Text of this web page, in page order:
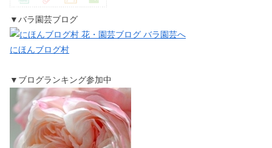
▼バラ園芸ブログ
にほんブログ村
▼ブログランキング参加中